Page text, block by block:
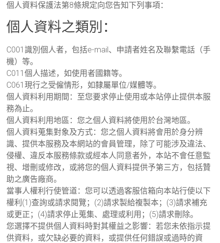
個人資料保護法第8條規定向您告知下列事項：
個人資料之類別：
C001識別個人者，包括e-mail、申請者姓名及聯繫電話（手
機）等。
C011個人描述，如使用者國籍等。
C061現行之受僱情形，如隸屬單位/媒體等。
個人資料利用期間：至您要求停止使用或本站停止提供本服
務為止。
個人資料利用地區：您之個人資料將使用於台灣地區。
個人資料蒐集對象及方式：您之個人資料將會用於身分辨
識、提供本服務及本網站的會員管理，除了可能涉及違法、
侵權、違反本服務條款或經本人同意者外，本站不會任意監
視、增刪或修改，或將您的個人資料提供予第三方，包括贊
助之廣告廠商。
當事人權利行使管道：您可以透過客服信箱向本站行使以下
權利(1)查詢或請求閱覽；(2)請求製給複製本；(3)請求補充
或更正；(4)請求停止蒐集、處理或利用；(5)請求刪除。
您選擇不提供個人資料時對其權益之影響：若您未依指示提
供資料，或欠缺必要的資料，或提供任何錯誤或過時的資